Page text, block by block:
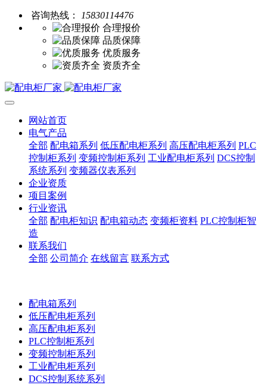
咨询热线：
15830114476
合理报价
品质保障
优质服务
资质齐全
网站首页
电气产品
全部 配电箱系列 低压配电柜系列 高压配电柜系列 PLC
控制柜系列 变频控制柜系列 工业配电柜系列 DCS控制
系统系列 变频器仪表系列
企业资质
项目案例
行业资讯
全部 配电柜知识 配电箱动态 变频柜资料 PLC控制柜智
造
联系我们
全部 公司简介 在线留言 联系方式
配电箱系列
低压配电柜系列
高压配电柜系列
PLC控制柜系列
变频控制柜系列
工业配电柜系列
DCS控制系统系列